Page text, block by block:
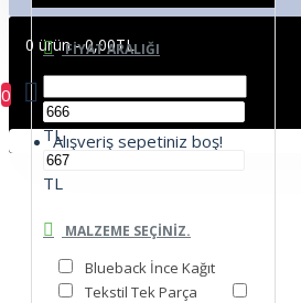
0 ürün - 0,00TL
0
Alışveriş sepetiniz boş!
FIYAT ARALIĞI
TL
TL
MALZEME SEÇINIZ.
Blueback İnce Kağıt
Tekstil Tek Parça